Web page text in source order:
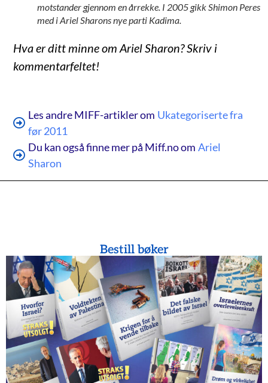
motstander gjennom en årrekke. I 2005 gikk Shimon Peres
med i Ariel Sharons nye parti Kadima.
Hva er ditt minne om Ariel Sharon? Skriv i
kommentarfeltet!
Les andre MIFF-artikler om Ukategoriserte fra
før 2011
Du kan også finne mer på Miff.no om Ariel
Sharon
Bestill bøker